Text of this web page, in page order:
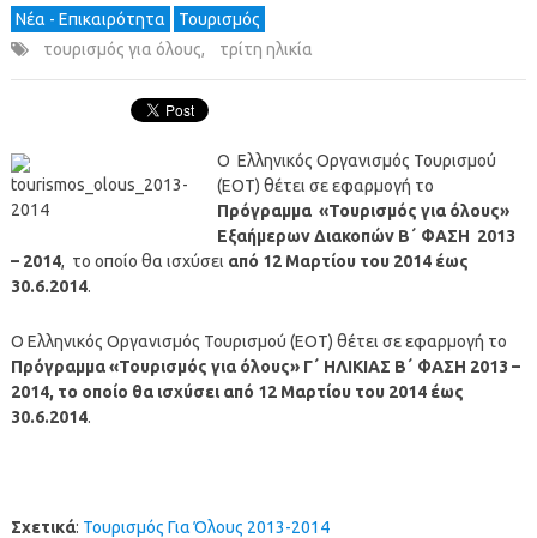
Νέα - Επικαιρότητα
Τουρισμός
τουρισμός για όλους, τρίτη ηλικία
Ο Ελληνικός Οργανισμός Τουρισμού
(ΕΟΤ) θέτει σε εφαρμογή το
Πρόγραμμα «Τουρισμός για όλους»
Εξαήμερων Διακοπών Β΄ ΦΑΣΗ 2013
– 2014, το οποίο θα ισχύσει από 12 Μαρτίου του 2014 έως
30.6.2014.
Ο Ελληνικός Οργανισμός Τουρισμού (ΕΟΤ) θέτει σε εφαρμογή το
Πρόγραμμα «Τουρισμός για όλους» Γ΄ ΗΛΙΚΙΑΣ Β΄ ΦΑΣΗ 2013 –
2014, το οποίο θα ισχύσει από 12 Μαρτίου του 2014 έως
30.6.2014.
Σχετικά: Τουρισμός Για Όλους 2013-2014